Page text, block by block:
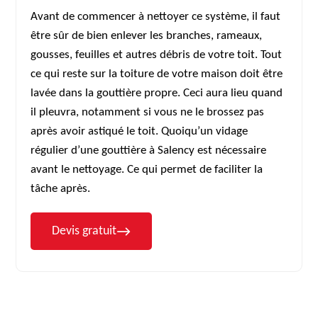
Avant de commencer à nettoyer ce système, il faut
être sûr de bien enlever les branches, rameaux,
gousses, feuilles et autres débris de votre toit. Tout
ce qui reste sur la toiture de votre maison doit être
lavée dans la gouttière propre. Ceci aura lieu quand
il pleuvra, notamment si vous ne le brossez pas
après avoir astiqué le toit. Quoiqu’un vidage
régulier d’une gouttière à Salency est nécessaire
avant le nettoyage. Ce qui permet de faciliter la
tâche après.
Devis gratuit